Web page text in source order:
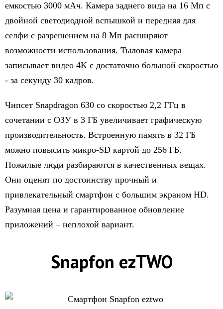
емкостью 3000 мАч. Камера заднего вида на 16 Мп с
двойной светодиодной вспышкой и передняя для
селфи с разрешением на 8 Мп расширяют
возможности использования. Тыловая камера
записывает видео 4K с достаточно большой скоростью
- за секунду 30 кадров.
Чипсет Snapdragon 630 со скоростью 2,2 ГГц в
сочетании с ОЗУ в 3 ГБ увеличивает графическую
производительность. Встроенную память в 32 ГБ
можно повысить микро-SD картой до 256 ГБ.
Пожилые люди разбираются в качественных вещах.
Они оценят по достоинству прочный и
привлекательный смартфон с большим экраном HD.
Разумная цена и гарантированное обновление
приложений – неплохой вариант.
Snapfon ezTWO